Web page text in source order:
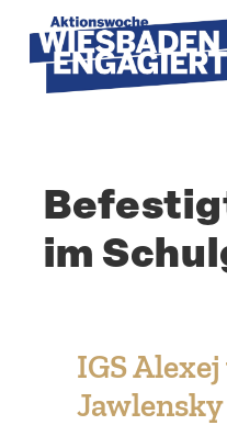
content
im
IGS
Jawlensky